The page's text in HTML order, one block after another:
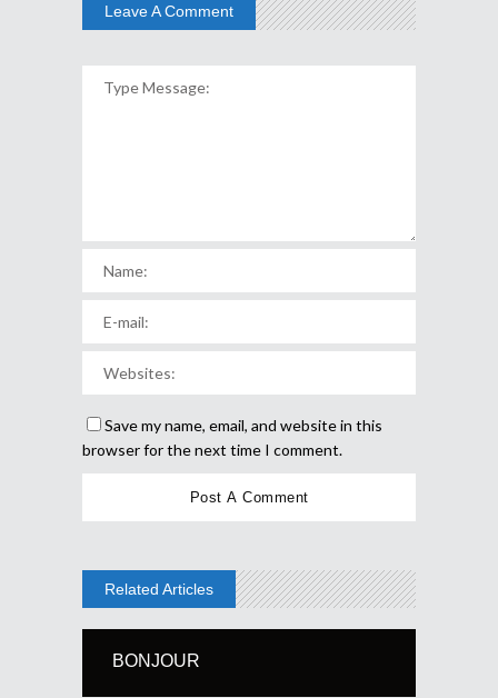
Leave A Comment
Save my name, email, and website in this
browser for the next time I comment.
Related Articles
BONJOUR